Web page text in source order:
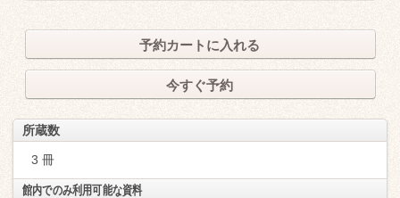
予約カートに入れる
今すぐ予約
所蔵数
3 冊
館内でのみ利用可能な資料